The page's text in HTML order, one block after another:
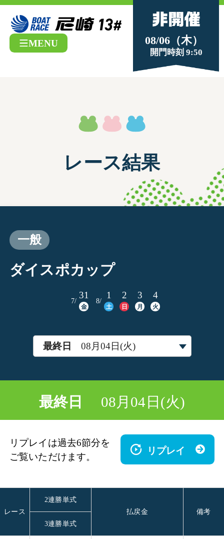
08/06（木）
開門時刻 9:50
MENU
レース結果
一般
ダイスポカップ
7/
31
金
8/
1
土
2
日
3
月
4
火
最終日 08月04日(火)
最終日 08月04日(火)
リプレイは過去6節分を
ご覧いただけます。
リプレイ
レース
2連勝単式
払戻金
備考
3連勝単式